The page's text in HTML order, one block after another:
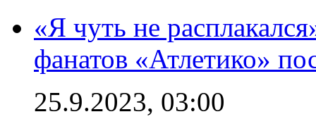
«Я чуть не
фанатов «Атлетико»
25.9.2023, 03:00